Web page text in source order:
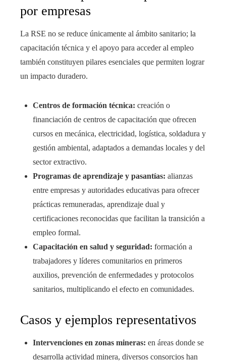
por empresas
La RSE no se reduce únicamente al ámbito sanitario; la
capacitación técnica y el apoyo para acceder al empleo
también constituyen pilares esenciales que permiten lograr
un impacto duradero.
Centros de formación técnica: creación o
financiación de centros de capacitación que ofrecen
cursos en mecánica, electricidad, logística, soldadura y
gestión ambiental, adaptados a demandas locales y del
sector extractivo.
Programas de aprendizaje y pasantías: alianzas
entre empresas y autoridades educativas para ofrecer
prácticas remuneradas, aprendizaje dual y
certificaciones reconocidas que facilitan la transición a
empleo formal.
Capacitación en salud y seguridad: formación a
trabajadores y líderes comunitarios en primeros
auxilios, prevención de enfermedades y protocolos
sanitarios, multiplicando el efecto en comunidades.
Casos y ejemplos representativos
Intervenciones en zonas mineras: en áreas donde se
desarrolla actividad minera, diversos consorcios han